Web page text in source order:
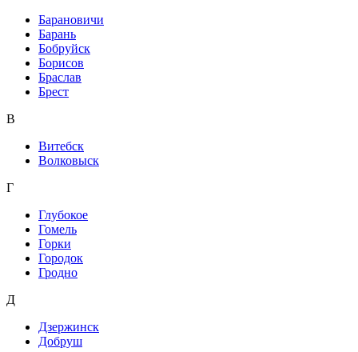
Барановичи
Барань
Бобруйск
Борисов
Браслав
Брест
В
Витебск
Волковыск
Г
Глубокое
Гомель
Горки
Городок
Гродно
Д
Дзержинск
Добруш